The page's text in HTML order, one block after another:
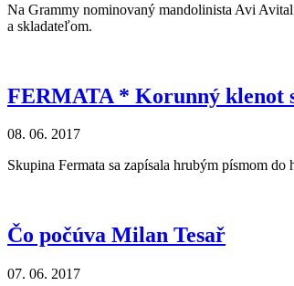
Na Grammy nominovaný mandolinista Avi
a skladateľom.
FERMATA * Korunný klenot
08. 06. 2017
Skupina Fermata sa zapísala hrubým písmom
Čo počúva Milan Tesař
07. 06. 2017